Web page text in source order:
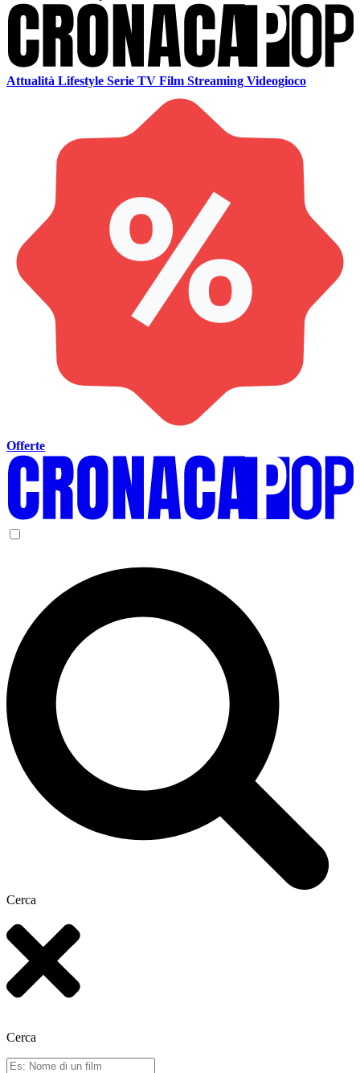
Attualità Lifestyle Serie TV Film Streaming Videogioco
Offerte
Cerca
Cerca